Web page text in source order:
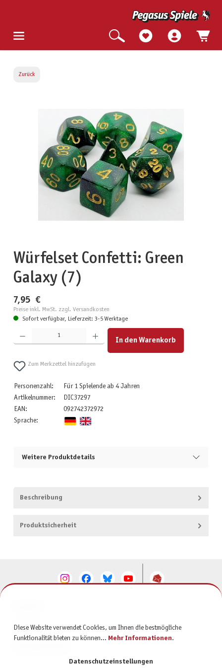
Zurück
Würfelset Confetti: Green
Galaxy (7)
7,95 €
Preise inkl. MwSt. zzgl. Versandkosten
Sofort verfügbar, Lieferzeit: 3-5 Werktage
Produkt Anzahl: Gib den gewünschten Wert ein oder benutze die Schaltflächen um die Anzahl zu
In den Warenkorb
Zum Merkzettel hinzufügen
Personenzahl:
Für 1 Spielende ab 4 Jahren
Artikelnummer:
DIC37297
EAN:
092742372972
Sprache:
Weitere Produktdetails
Beschreibung
Produktsicherheit
SERVICE
Diese Website verwendet Cookies, um Ihnen die bestmögliche
Funktionalität bieten zu können... Mehr Informationen.
Datenschutzeinstellungen